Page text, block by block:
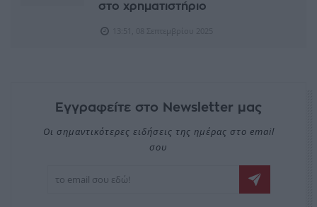
στο χρηματιστήριο
Εγγραφείτε στο Newsletter μας
Οι σημαντικότερες ειδήσεις της ημέρας στο email
σου